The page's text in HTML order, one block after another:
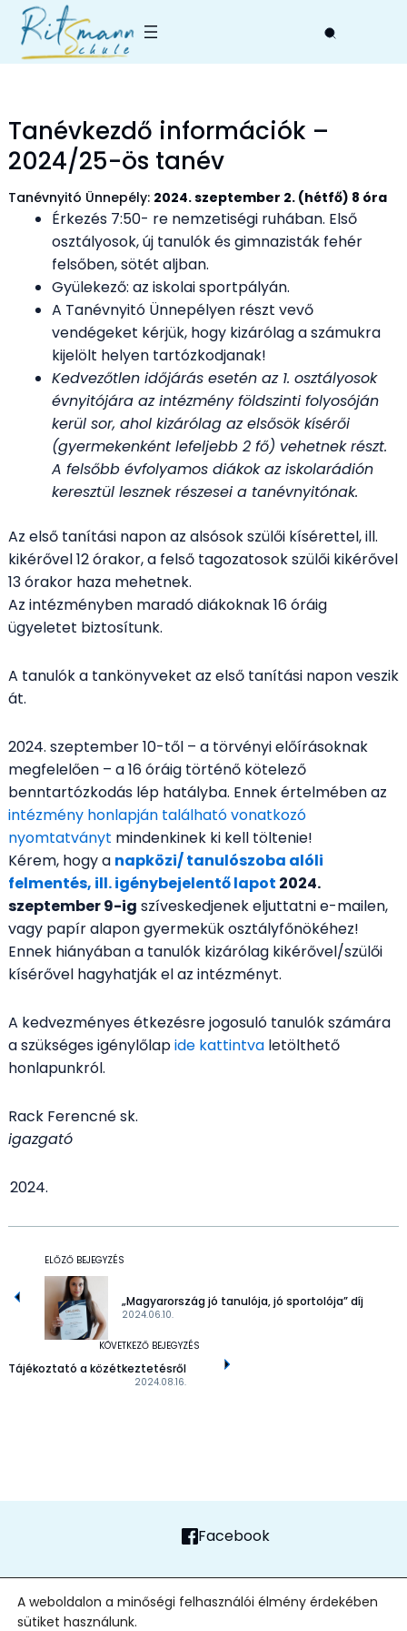
Skip
content
Tanévkezdő információk –
2024/25-ös tanév
Tanévnyitó Ünnepély: 2024. szeptember 2. (hétfő) 8 óra
Érkezés 7:50- re nemzetiségi ruhában. Első
osztályosok, új tanulók és gimnazisták fehér
felsőben, sötét aljban.
Gyülekező: az iskolai sportpályán.
A Tanévnyitó Ünnepélyen részt vevő
vendégeket kérjük, hogy kizárólag a számukra
kijelölt helyen tartózkodjanak!
Kedvezőtlen időjárás esetén az 1. osztályosok
évnyitójára az intézmény földszinti folyosóján
kerül sor, ahol kizárólag az elsősök kísérői
(gyermekenként lefeljebb 2 fő) vehetnek részt.
A felsőbb évfolyamos diákok az iskolarádión
keresztül lesznek részesei a tanévnyitónak.
Az első tanítási napon az alsósok szülői kísérettel, ill.
kikérővel 12 órakor, a felső tagozatosok szülői kikérővel
13 órakor haza mehetnek.
Az intézményben maradó diákoknak 16 óráig
ügyeletet biztosítunk.
A tanulók a tankönyveket az első tanítási napon veszik
át.
2024. szeptember 10-től – a törvényi előírásoknak
megfelelően – a 16 óráig történő kötelező
benntartózkodás lép hatályba. Ennek értelmében az
intézmény honlapján található vonatkozó
nyomtatványt mindenkinek ki kell töltenie!
Kérem, hogy a napközi/ tanulószoba alóli
felmentés, ill. igénybejelentő lapot 2024.
szeptember 9-ig szíveskedjenek eljuttatni e-mailen,
vagy papír alapon gyermekük osztályfőnökéhez!
Ennek hiányában a tanulók kizárólag kikérővel/szülői
kísérővel hagyhatják el az intézményt.
A kedvezményes étkezésre jogosuló tanulók számára
a szükséges igénylőlapide kattintvaletölthető
honlapunkról.
Rack Ferencné sk.
igazgató
ELŐZŐ BEJEGYZÉS
2024.06.10.
„Magyarország jó tanulója, jó sportolója” díj
KÖVETKEZŐ BEJEGYZÉS
2024.08.16.
Tájékoztató a közétkeztetésről
Facebook
A weboldalon a minőségi felhasználói élmény érdekében
sütiket használunk.